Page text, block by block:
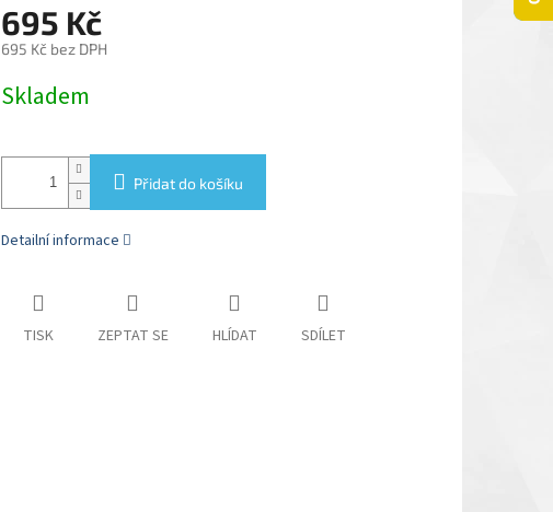
695 Kč
695 Kč bez DPH
cena:
Skladem
Přidat do košíku
Detailní informace
TISK ZEPTAT SE HLÍDAT SDÍLET